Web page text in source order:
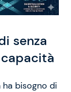
senza
ha bisogno di